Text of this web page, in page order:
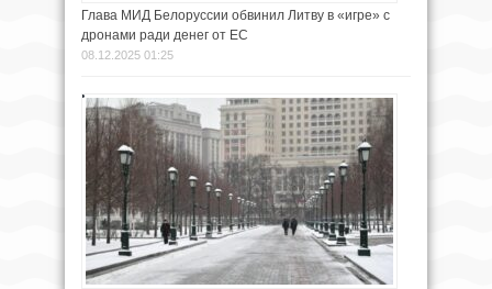
Глава МИД Белоруссии обвинил Литву в «игре» с
дронами ради денег от ЕС
08.12.2025 01:25